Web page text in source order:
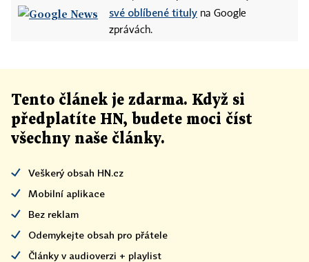
své oblíbené tituly na Google
zprávách.
Tento článek je zdarma. Když si
předplatíte HN, budete moci číst
všechny naše články.
Veškerý obsah HN.cz
Mobilní aplikace
Bez reklam
Odemykejte obsah pro přátele
Články v audioverzi + playlist